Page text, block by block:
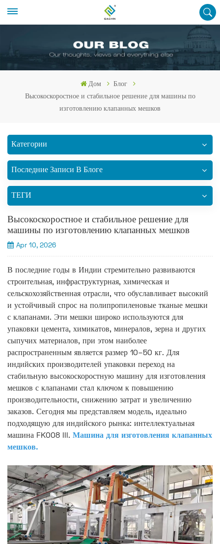
Дом
Блог
Высокоскоростное и стабильное решение для машины по
изготовлению клапанных мешков
Категории
Последние Записи В Блоге
ТЕГИ
Высокоскоростное и стабильное решение для
машины по изготовлению клапанных мешков
Apr 10, 2026
В последние годы в Индии стремительно развиваются
строительная, инфраструктурная, химическая и
сельскохозяйственная отрасли, что обуславливает высокий
и устойчивый спрос на полипропиленовые тканые мешки
с клапанами. Эти мешки широко используются для
упаковки цемента, химикатов, минералов, зерна и других
сыпучих материалов, при этом наиболее
распространенным является размер 10–50 кг. Для
индийских производителей упаковки переход на
стабильную высокоскоростную машину для изготовления
мешков с клапанами стал ключом к повышению
производительности, снижению затрат и увеличению
заказов. Сегодня мы представляем модель, идеально
подходящую для индийского рынка: интеллектуальная
машина FK008 III. Машина для изготовления клапанных
мешков.